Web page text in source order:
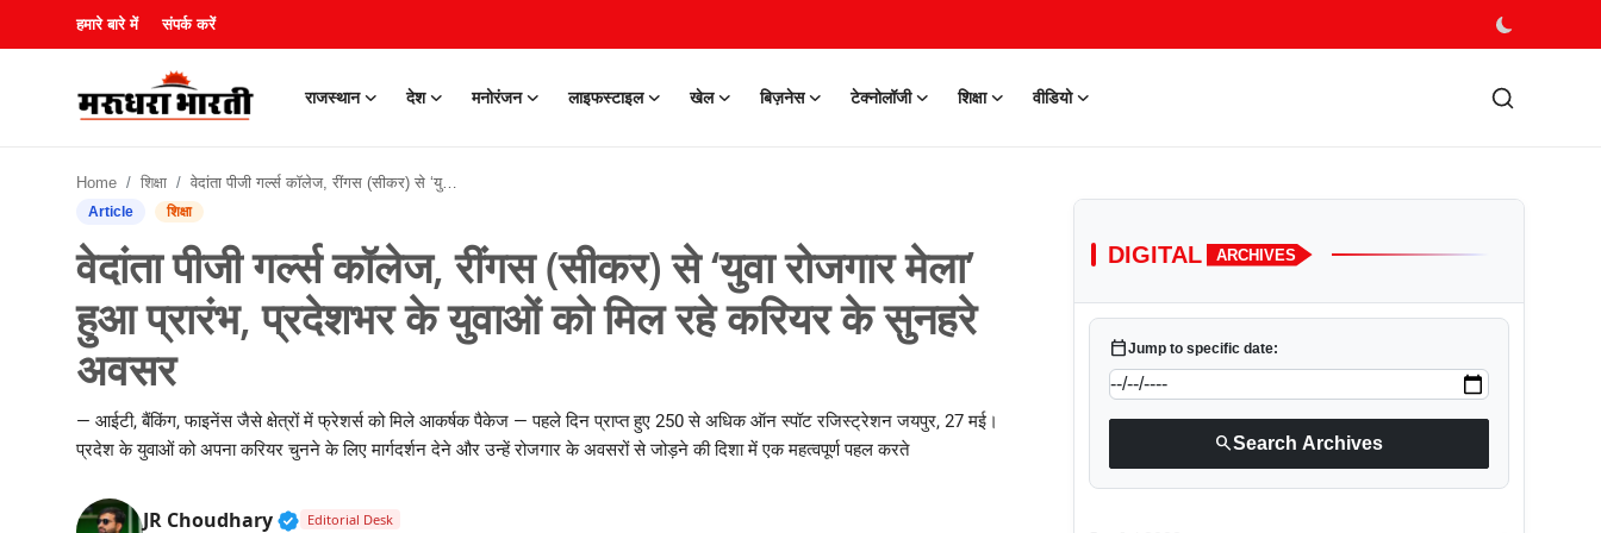
हमारे बारे में संपर्क करें
राजस्थान देश मनोरंजन लाइफस्टाइल खेल बिज़नेस टेक्नोलॉजी शिक्षा वीडियो
राजस्थान
लाइफस्टाइल
Home शिक्षा वेदांता पीजी गर्ल्स कॉलेज, रींगस (सीकर) से ‘युवा रोजगार मेला’ हुआ प्रारंभ, प्रदेशभर के युवाओं को मिल रहे करियर के सुनहरे अवसर
Article शिक्षा
वेदांता पीजी गर्ल्स कॉलेज, रींगस (सीकर) से ‘युवा रोजगार मेला’
हुआ प्रारंभ, प्रदेशभर के युवाओं को मिल रहे करियर के सुनहरे
अवसर
— आईटी, बैंकिंग, फाइनेंस जैसे क्षेत्रों में फ्रेशर्स को मिले आकर्षक पैकेज — पहले दिन प्राप्त हुए 250 से अधिक ऑन स्पॉट रजिस्ट्रेशन जयपुर, 27 मई।
प्रदेश के युवाओं को अपना करियर चुनने के लिए मार्गदर्शन देने और उन्हें रोजगार के अवसरों से जोड़ने की दिशा में एक महत्वपूर्ण पहल करते
JR Choudhary Verified Public Figure • 30 Mar, 2026
Editorial Desk
DIGITAL ARCHIVES
calendar_todayJump to specific date:
searchSearch Archives